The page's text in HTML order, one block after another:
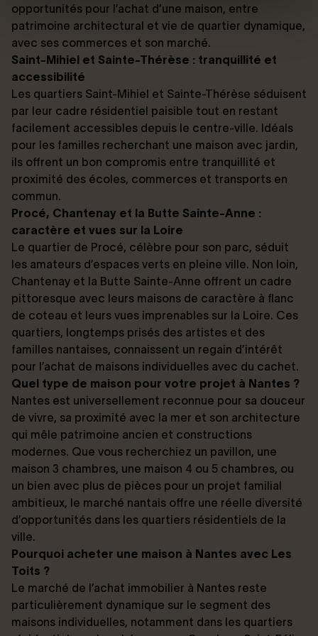
opportunités pour l’achat d’une maison, entre
patrimoine architectural et vie de quartier dynamique,
avec ses commerces et son marché.
Saint-Mihiel et Sainte-Thérèse : tranquillité et
accessibilité
Les quartiers Saint-Mihiel et Sainte-Thérèse séduisent
par leur cadre résidentiel paisible tout en restant
facilement accessibles depuis le centre-ville. Idéals
pour les familles recherchant une maison avec jardin,
ils offrent un bon compromis entre tranquillité et
proximité des écoles, commerces et transports en
commun.
Procé, Chantenay et la Butte Sainte-Anne :
caractère et vues sur la Loire
Le quartier de Procé, célèbre pour son parc, séduit
les amateurs d’espaces verts en pleine ville. Non loin,
Chantenay et la Butte Sainte-Anne offrent un cadre
pittoresque avec leurs maisons de caractère à flanc
de coteau et leurs vues imprenables sur la Loire. Ces
quartiers, longtemps prisés des artistes et des
familles nantaises, connaissent un regain d’intérêt
pour l’achat de maisons individuelles avec du cachet.
Quel type de maison pour votre projet à Nantes ?
Nantes est universellement reconnue pour sa douceur
de vivre, sa proximité avec la mer et son architecture
qui mêle patrimoine ancien et constructions
modernes. Que vous recherchiez un pavillon, une
maison 3 chambres, une maison 4 ou 5 chambres, ou
un bien avec plus de pièces pour un projet familial
ambitieux, le marché nantais offre une réelle diversité
d’opportunités dans les quartiers résidentiels de la
ville.
Pourquoi acheter une maison à Nantes avec Les
Toits ?
Le marché de l’achat immobilier à Nantes reste
particulièrement dynamique sur le segment des
maisons individuelles, notamment dans les quartiers